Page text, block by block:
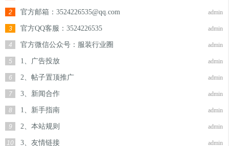
2 admin
官方邮箱：3524226535@qq.com
3 admin
官方QQ客服：3524226535
4 admin
官方微信公众号：服装行业圈
5 admin
1、广告投放
6 admin
2、帖子置顶推广
7 admin
3、新闻合作
8 admin
1、新手指南
9 admin
2、本站规则
10 admin
3、友情链接